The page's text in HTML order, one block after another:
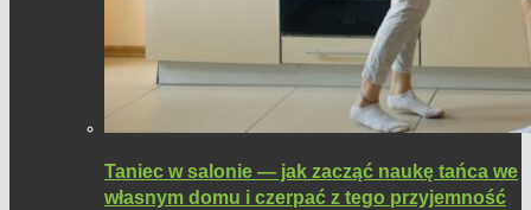
Taniec w salonie — jak zacząć naukę tańca we
własnym domu i czerpać z tego przyjemność